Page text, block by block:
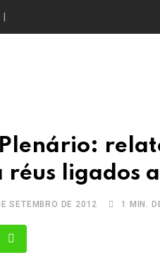
ligados
SETEMBRO DE 2012 1 MIN.
Whatsapp